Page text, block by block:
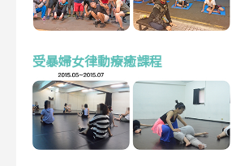
受暴婦女律動療癒課程